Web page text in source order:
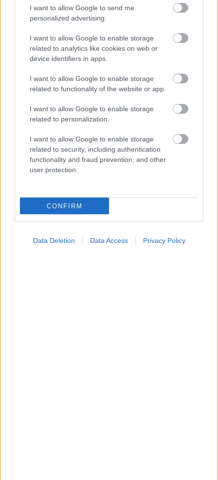
I want to allow Google to send me
personalized advertising.
I want to allow Google to enable storage
related to analytics like cookies on web or
device identifiers in apps.
I want to allow Google to enable storage
related to functionality of the website or app.
I want to allow Google to enable storage
related to personalization.
I want to allow Google to enable storage
related to security, including authentication
functionality and fraud prevention, and other
user protection.
CONFIRM
Data Deletion Data Access Privacy Policy
ΜΠΕΙΤΕ ΣΤΗ ΣΥΖΗΤΗΣΗ
Loading...
Προσθήκη Σχολίου